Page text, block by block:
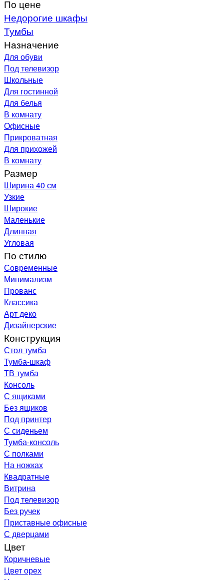
По цене
Недорогие шкафы
Тумбы
Назначение
Для обуви
Под телевизор
Школьные
Для гостинной
Для белья
В комнату
Офисные
Прикроватная
Для прихожей
В комнату
Размер
Ширина 40 см
Узкие
Широкие
Маленькие
Длинная
Угловая
По стилю
Современные
Минимализм
Прованс
Классика
Арт деко
Дизайнерские
Конструкция
Стол тумба
Тумба-шкаф
ТВ тумба
Консоль
С ящиками
Без ящиков
Под принтер
С сиденьем
Тумба-консоль
С полками
На ножках
Квадратные
Витрина
Под телевизор
Без ручек
Приставные офисные
С дверцами
Цвет
Коричневые
Цвет орех